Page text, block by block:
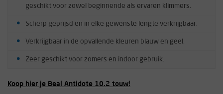
geschikt voor zowel beginnende als ervaren klimmers.
Scherp geprijsd en in elke gewenste lengte verkrijgbaar.
Verkrijgbaar in de opvallende kleuren blauw en geel.
Zeer geschikt voor zomers en indoor gebruik.
Koop hier je Beal Antidote 10.2 touw!